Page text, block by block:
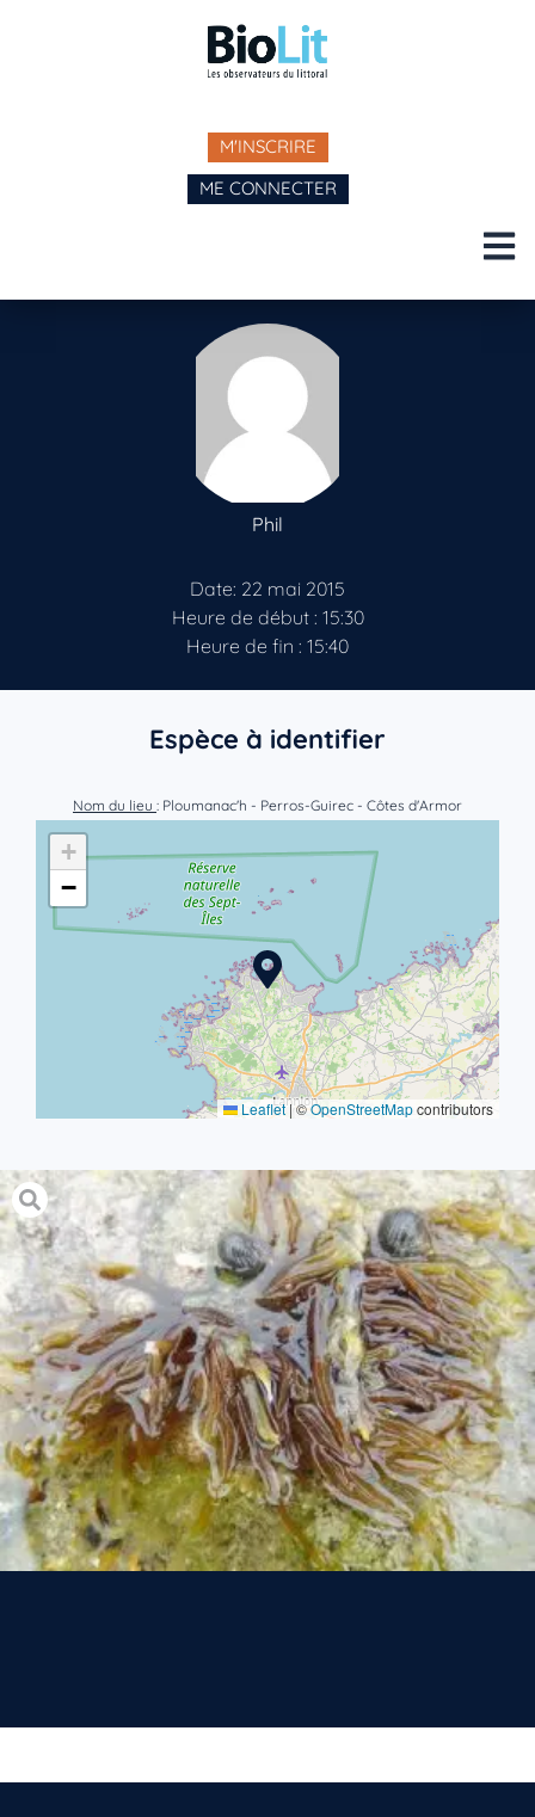
M'INSCRIRE
ME CONNECTER
Phil
Date: 22 mai 2015
Heure de début : 15:30
Heure de fin : 15:40
Espèce à identifier
Nom du lieu : Ploumanac'h - Perros-Guirec - Côtes d'Armor
+
−
Leaflet |©OpenStreetMapcontributors